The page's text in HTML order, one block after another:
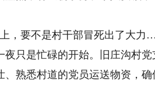
要不是村干部冒死出了大力
是忙碌的开始。旧庄沟村党
、熟悉村道的党员运送物资，